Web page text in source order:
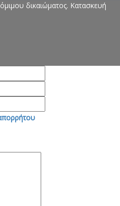
δικαιώματος. Κατασκευή